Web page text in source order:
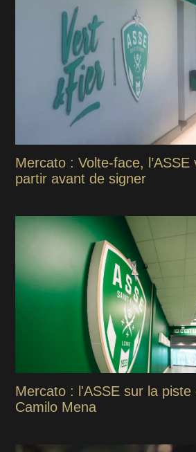
Mercato : Volte-face,
partir avant de signer
Mercato : l'ASSE sur la piste
Camilo Mena